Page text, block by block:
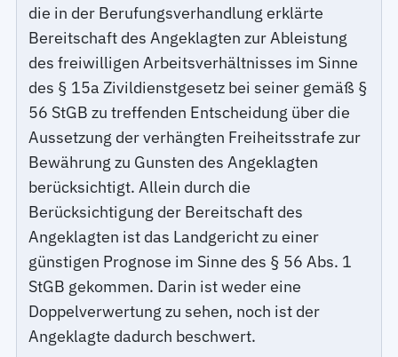
die in der Berufungsverhandlung erklärte
Bereitschaft des Angeklagten zur Ableistung
des freiwilligen Arbeitsverhältnisses im Sinne
des § 15a Zivildienstgesetz bei seiner gemäß §
56 StGB zu treffenden Entscheidung über die
Aussetzung der verhängten Freiheitsstrafe zur
Bewährung zu Gunsten des Angeklagten
berücksichtigt. Allein durch die
Berücksichtigung der Bereitschaft des
Angeklagten ist das Landgericht zu einer
günstigen Prognose im Sinne des § 56 Abs. 1
StGB gekommen. Darin ist weder eine
Doppelverwertung zu sehen, noch ist der
Angeklagte dadurch beschwert.